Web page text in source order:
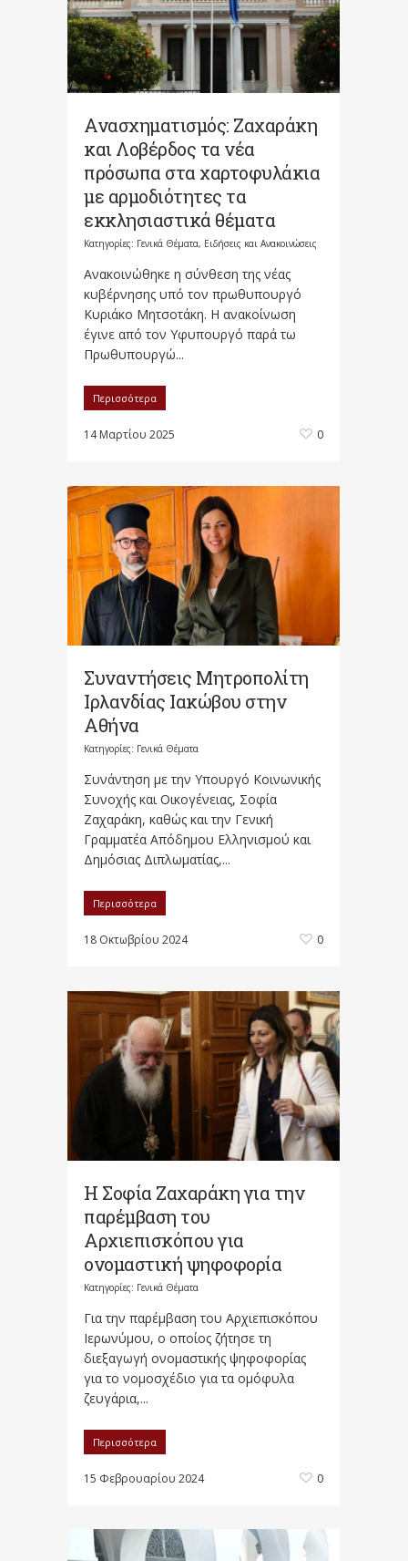
Ανασχηματισμός: Ζαχαράκη
και Λοβέρδος τα νέα
πρόσωπα στα χαρτοφυλάκια
με αρμοδιότητες τα
εκκλησιαστικά θέματα
Κατηγορίες: Γενικά Θέματα, Ειδήσεις και Ανακοινώσεις
Ανακοινώθηκε η σύνθεση της νέας
κυβέρνησης υπό τον πρωθυπουργό
Κυριάκο Μητσοτάκη. Η ανακοίνωση
έγινε από τον Υφυπουργό παρά τω
Πρωθυπουργώ...
Περισσότερα
14 Μαρτίου 2025 0
Συναντήσεις Μητροπολίτη
Ιρλανδίας Ιακώβου στην
Αθήνα
Κατηγορίες: Γενικά Θέματα
Συνάντηση με την Υπουργό Κοινωνικής
Συνοχής και Οικογένειας, Σοφία
Ζαχαράκη, καθώς και την Γενική
Γραμματέα Απόδημου Ελληνισμού και
Δημόσιας Διπλωματίας,...
Περισσότερα
18 Οκτωβρίου 2024 0
Η Σοφία Ζαχαράκη για την
παρέμβαση του
Αρχιεπισκόπου για
ονομαστική ψηφοφορία
Κατηγορίες: Γενικά Θέματα
Για την παρέμβαση του Αρχιεπισκόπου
Ιερωνύμου, ο οποίος ζήτησε τη
διεξαγωγή ονομαστικής ψηφοφορίας
για το νομοσχέδιο για τα ομόφυλα
ζευγάρια,...
Περισσότερα
15 Φεβρουαρίου 2024 0